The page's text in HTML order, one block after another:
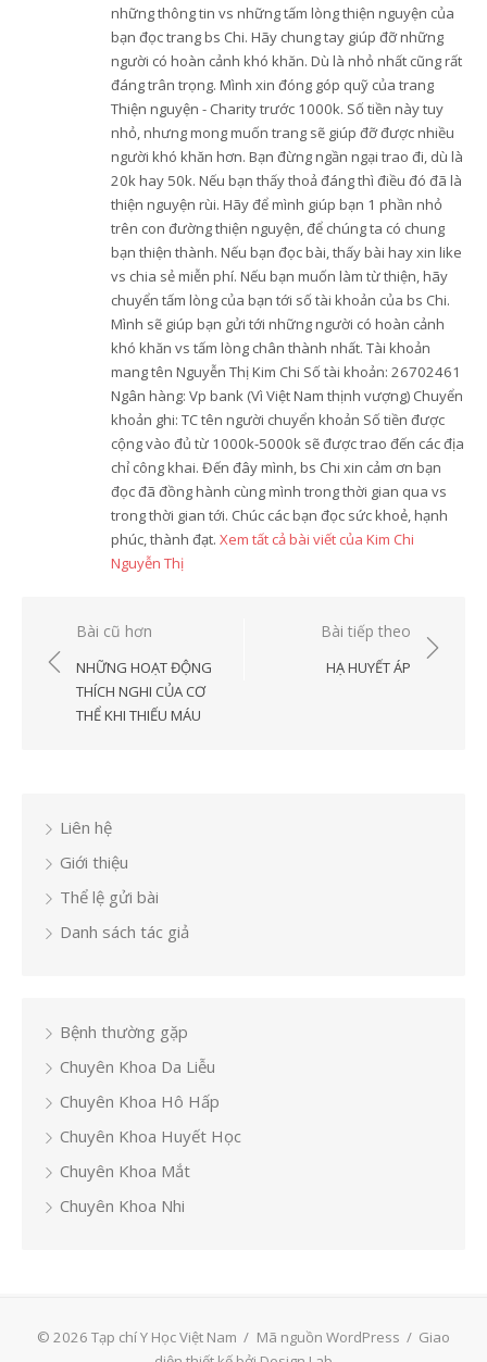
những thông tin vs những tấm lòng thiện nguyện của
bạn đọc trang bs Chi. Hãy chung tay giúp đỡ những
người có hoàn cảnh khó khăn. Dù là nhỏ nhất cũng rất
đáng trân trọng. Mình xin đóng góp quỹ của trang
Thiện nguyện - Charity trước 1000k. Số tiền này tuy
nhỏ, nhưng mong muốn trang sẽ giúp đỡ được nhiều
người khó khăn hơn. Bạn đừng ngần ngại trao đi, dù là
20k hay 50k. Nếu bạn thấy thoả đáng thì điều đó đã là
thiện nguyện rùi. Hãy để mình giúp bạn 1 phần nhỏ
trên con đường thiện nguyện, để chúng ta có chung
bạn thiện thành. Nếu bạn đọc bài, thấy bài hay xin like
vs chia sẻ miễn phí. Nếu bạn muốn làm từ thiện, hãy
chuyển tấm lòng của bạn tới số tài khoản của bs Chi.
Mình sẽ giúp bạn gửi tới những người có hoàn cảnh
khó khăn vs tấm lòng chân thành nhất. Tài khoản
mang tên Nguyễn Thị Kim Chi Số tài khoản: 26702461
Ngân hàng: Vp bank (Vì Việt Nam thịnh vượng) Chuyển
khoản ghi: TC tên người chuyển khoản Số tiền được
cộng vào đủ từ 1000k-5000k sẽ được trao đến các địa
chỉ công khai. Đến đây mình, bs Chi xin cảm ơn bạn
đọc đã đồng hành cùng mình trong thời gian qua vs
trong thời gian tới. Chúc các bạn đọc sức khoẻ, hạnh
phúc, thành đạt. Xem tất cả bài viết của Kim Chi
Nguyễn Thị
Điều
hướng
viết
Bài cũ hơn
NHỮNG HOẠT ĐỘNG
THÍCH NGHI CỦA CƠ
THỂ KHI THIẾU MÁU
Bài tiếp theo
HẠ HUYẾT ÁP
Liên hệ
Giới thiệu
Thể lệ gửi bài
Danh sách tác giả
Bệnh thường gặp
Chuyên Khoa Da Liễu
Chuyên Khoa Hô Hấp
Chuyên Khoa Huyết Học
Chuyên Khoa Mắt
Chuyên Khoa Nhi
© 2026 Tạp chí Y Học Việt Nam / Mã nguồn WordPress / Giao